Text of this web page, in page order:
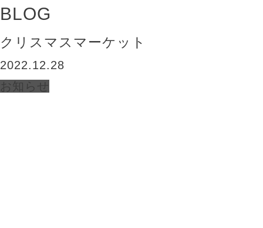
BLOG
クリスマスマーケット
2022.12.28
お知らせ